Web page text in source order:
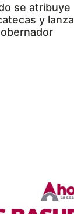
se atribuye
y lanza